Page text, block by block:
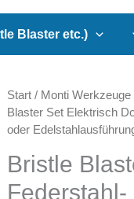
Blaster etc.)
Start / Monti
Blaster Set Elektrisch
oder
Bristle